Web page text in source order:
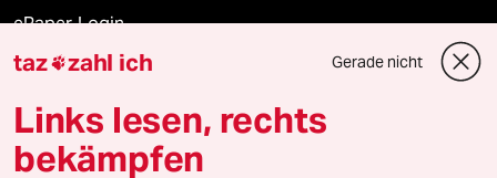
ePaper Login
Downloads für Abonnierende
taz zahl ich Gerade nicht
Links lesen, rechts
bekämpfen